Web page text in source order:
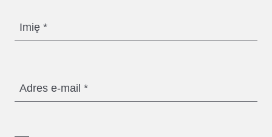
Imię
Adres e-mail